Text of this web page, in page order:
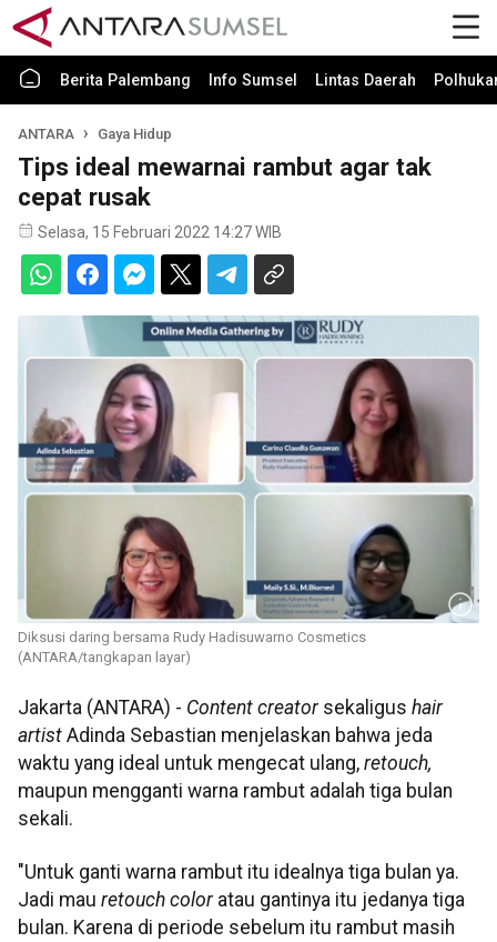
Berita Palembang Info Sumsel Lintas Daerah
ANTARA Gaya Hidup
Tips ideal mewarnai rambut agar tak
cepat rusak
Selasa, 15 Februari 2022 14:27 WIB
Diksusi daring bersama Rudy Hadisuwarno Cosmetics
(ANTARA/tangkapan layar)
Jakarta (ANTARA) - Content creatorsekaligus hair
artist Adinda Sebastian menjelaskan bahwa jeda
waktu yang ideal untuk mengecat ulang, retouch,
maupun mengganti warna rambut adalah tiga bulan
sekali.
"Untuk ganti warna rambut itu idealnya tiga bulan ya.
Jadi mau retouch coloratau gantinya itu jedanya tiga
bulan. Karena di periode sebelum itu rambut masih